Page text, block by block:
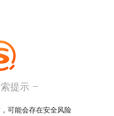
提示
可能会存在安全风险